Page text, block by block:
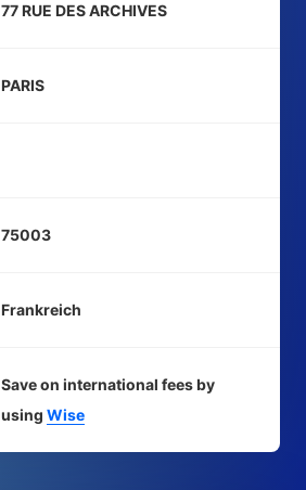
77 RUE DES ARCHIVES
PARIS
75003
Frankreich
Save on international fees by
using Wise